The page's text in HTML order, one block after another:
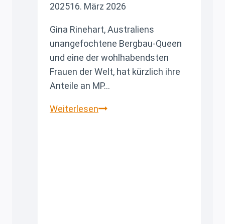
202516. März 2026
Gina Rinehart, Australiens
unangefochtene Bergbau-Queen
und eine der wohlhabendsten
Frauen der Welt, hat kürzlich ihre
Anteile an MP…
WeiterlesenGina